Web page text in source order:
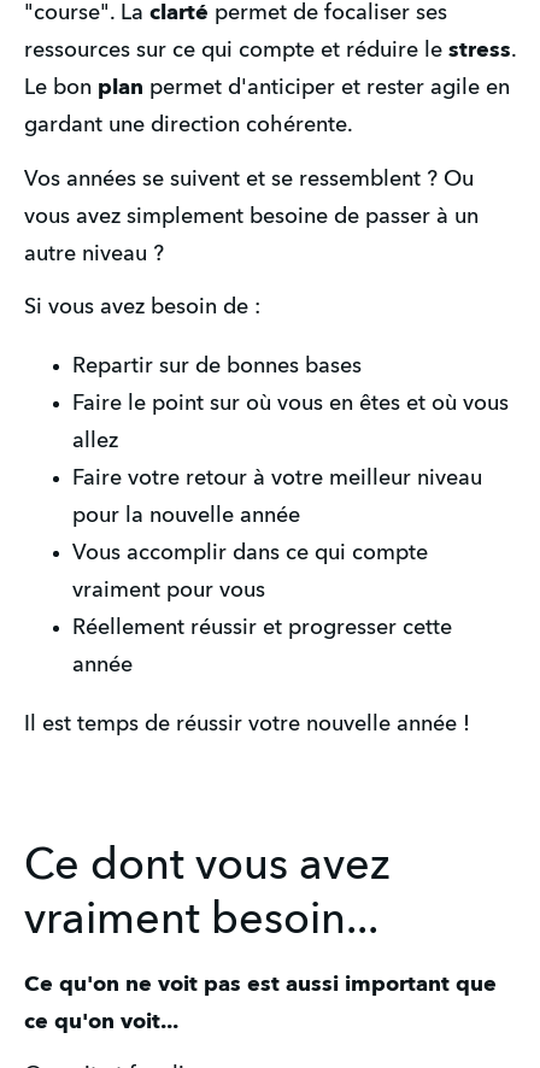
"course". La clarté permet de focaliser ses
ressources sur ce qui compte et réduire le stress.
Le bon plan permet d'anticiper et rester agile en
gardant une direction cohérente.
Vos années se suivent et se ressemblent ? Ou
vous avez simplement besoine de passer à un
autre niveau ?
Si vous avez besoin de :
Repartir sur de bonnes bases
Faire le point sur où vous en êtes et où vous
allez
Faire votre retour à votre meilleur niveau
pour la nouvelle année
Vous accomplir dans ce qui compte
vraiment pour vous
Réellement réussir et progresser cette
année
Il est temps de réussir votre nouvelle année !
Ce dont vous avez
vraiment besoin...
Ce qu'on ne voit pas est aussi important que
ce qu'on voit...